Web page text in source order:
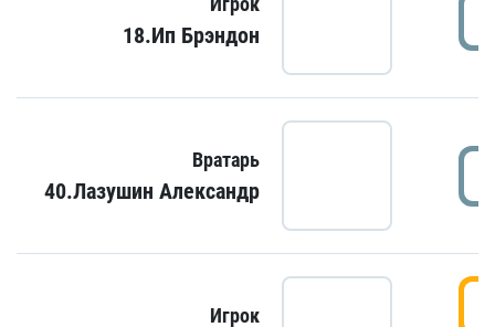
18.Ип Брэндон
Вратарь
40.Лазушин Александр
Игрок